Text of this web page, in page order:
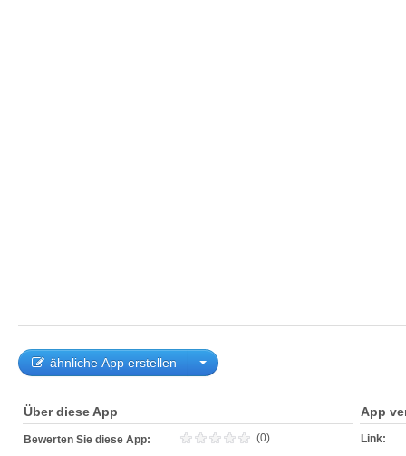
ähnliche App erstellen
Über diese App
Bewerten Sie diese App: (0)
App
Link: